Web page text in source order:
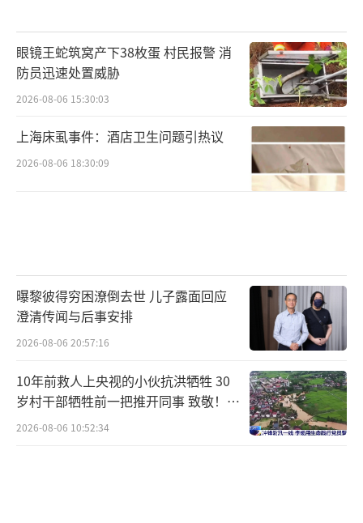
眼镜王蛇筑窝产下38枚蛋 村民报警 消
防员迅速处置威胁
2026-08-06 15:30:03
上海床虱事件：酒店卫生问题引热议
2026-08-06 18:30:09
曝黎彼得穷困潦倒去世 儿子露面回应
澄清传闻与后事安排
2026-08-06 20:57:16
10年前救人上央视的小伙抗洪牺牲 30
岁村干部牺牲前一把推开同事 致敬！送
别！
2026-08-06 10:52:34